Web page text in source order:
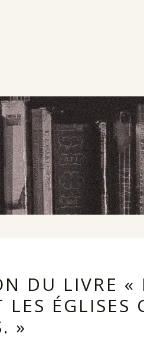
DU LIVRE «
LES ÉGLISES
»